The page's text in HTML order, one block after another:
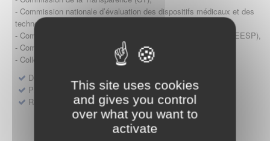
This site uses cookies
and gives you control
over what you want to
activate
- Commission nationale d’évaluation des dispositifs médicaux et des
technologies de santé (CNEDiMTS),
- Commission d'évaluation économique et de santé publique (CEESP),
- Commission technique des vaccinations (CTV)
- Collège HAS (Forfait innovation : DM, DM-DIV, actes)
Dépôt d'un dossier pour un produit de santé
Protocoles d'études post-inscription
Rencontres précoces